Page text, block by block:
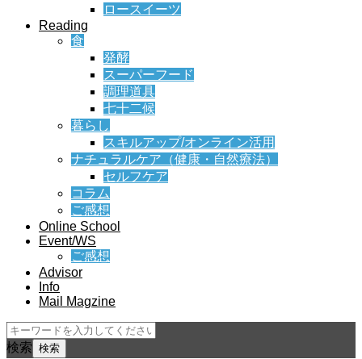
ロースイーツ
Reading
食
発酵
スーパーフード
調理道具
七十二候
暮らし
スキルアップ/オンライン活用
ナチュラルケア（健康・自然療法）
セルフケア
コラム
ご感想
Online School
Event/WS
ご感想
Advisor
Info
Mail Magzine
検索